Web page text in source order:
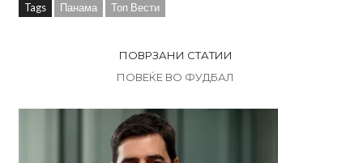
Tags Панама Топ Вести
ПОВРЗАНИ СТАТИИ
ПОВЕЌЕ ВО ФУДБАЛ